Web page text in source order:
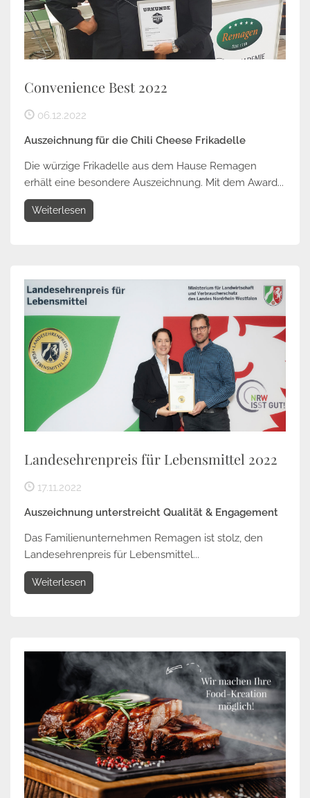
Convenience Best 2022
06.12.2022
Auszeichnung für die Chili Cheese Frikadelle
Die würzige Frikadelle aus dem Hause Remagen
erhält eine besondere Auszeichnung. Mit dem Award...
Weiterlesen
Landesehrenpreis für Lebensmittel 2022
17.11.2022
Auszeichnung unterstreicht Qualität & Engagement
Das Familienunternehmen Remagen ist stolz, den
Landesehrenpreis für Lebensmittel...
Weiterlesen